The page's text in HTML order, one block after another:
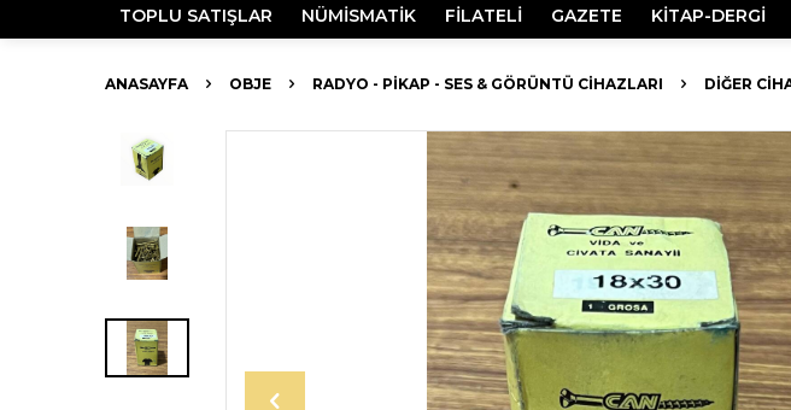
TOPLU SATIŞLAR NÜMİSMATİK FİLATELİ GAZETE KİTAP-DERGİ
ANASAYFA OBJE RADYO - PIKAP - SES & GÖRÜNTÜ CIHAZLARI DIĞER